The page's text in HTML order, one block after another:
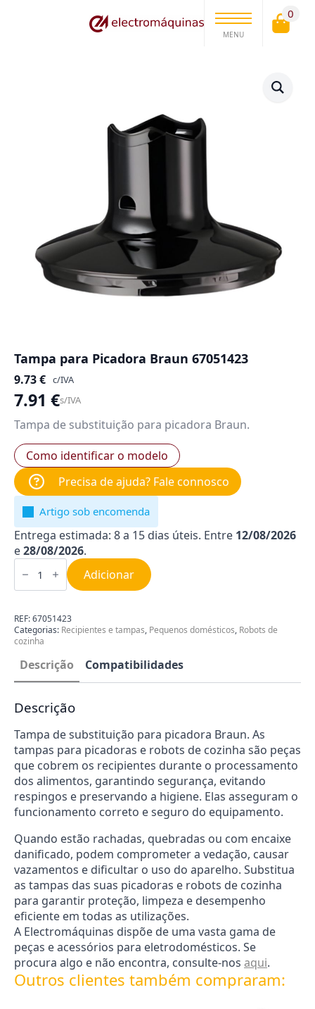
MENU
0
Tampa para Picadora Braun 67051423
9.73€ c/IVA
7.91 €s/IVA
Tampa de substituição para picadora Braun.
Como identificar o modelo
Precisa de ajuda? Fale connosco
Artigo sob encomenda
Entrega estimada: 8 a 15 dias úteis. Entre 12/08/2026
e28/08/2026.
Quantidade
de
para
Braun
67051423
Adicionar
REF:67051423
Categorias: Recipientes e tampas, Pequenos domésticos, Robots de
cozinha
Descrição Compatibilidades
Descrição
Tampa de substituição para picadora Braun. As
tampas para picadoras e robots de cozinha são peças
que cobrem os recipientes durante o processamento
dos alimentos, garantindo segurança, evitando
respingos e preservando a higiene. Elas asseguram o
funcionamento correto e seguro do equipamento.
Quando estão rachadas, quebradas ou com encaixe
danificado, podem comprometer a vedação, causar
vazamentos e dificultar o uso do aparelho. Substitua
as tampas das suas picadoras e robots de cozinha
para garantir proteção, limpeza e desempenho
eficiente em todas as utilizações.
A Electromáquinas dispõe de uma vasta gama de
peças e acessórios para eletrodomésticos. Se
procura algo e não encontra, consulte-nos aqui.
Outros clientes também compraram: